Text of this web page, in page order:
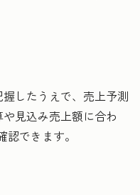
したうえで、売上予測
見込み売上額に合わ
できます。